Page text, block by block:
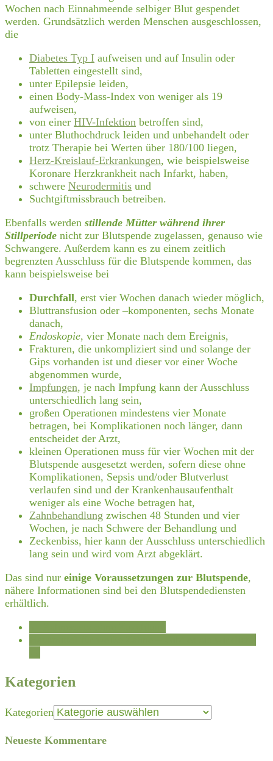
Wochen nach Einnahmeende selbiger Blut gespendet
werden. Grundsätzlich werden Menschen ausgeschlossen,
die
Diabetes Typ I aufweisen und auf Insulin oder
Tabletten eingestellt sind,
unter Epilepsie leiden,
einen Body-Mass-Index von weniger als 19
aufweisen,
von einer HIV-Infektion betroffen sind,
unter Bluthochdruck leiden und unbehandelt oder
trotz Therapie bei Werten über 180/100 liegen,
Herz-Kreislauf-Erkrankungen, wie beispielsweise
Koronare Herzkrankheit nach Infarkt, haben,
schwere Neurodermitis und
Suchtgiftmissbrauch betreiben.
Ebenfalls werden stillende Mütter während ihrer
Stillperiode nicht zur Blutspende zugelassen, genauso wie
Schwangere. Außerdem kann es zu einem zeitlich
begrenzten Ausschluss für die Blutspende kommen, das
kann beispielsweise bei
Durchfall, erst vier Wochen danach wieder möglich,
Bluttransfusion oder –komponenten, sechs Monate
danach,
Endoskopie, vier Monate nach dem Ereignis,
Frakturen, die unkompliziert sind und solange der
Gips vorhanden ist und dieser vor einer Woche
abgenommen wurde,
Impfungen, je nach Impfung kann der Ausschluss
unterschiedlich lang sein,
großen Operationen mindestens vier Monate
betragen, bei Komplikationen noch länger, dann
entscheidet der Arzt,
kleinen Operationen muss für vier Wochen mit der
Blutspende ausgesetzt werden, sofern diese ohne
Komplikationen, Sepsis und/oder Blutverlust
verlaufen sind und der Krankenhausaufenthalt
weniger als eine Woche betragen hat,
Zahnbehandlung zwischen 48 Stunden und vier
Wochen, je nach Schwere der Behandlung und
Zeckenbiss, hier kann der Ausschluss unterschiedlich
lang sein und wird vom Arzt abgeklärt.
Das sind nur einige Voraussetzungen zur Blutspende,
nähere Informationen sind bei den Blutspendediensten
erhältlich.
Kategorien
Kategorien
Neueste Kommentare